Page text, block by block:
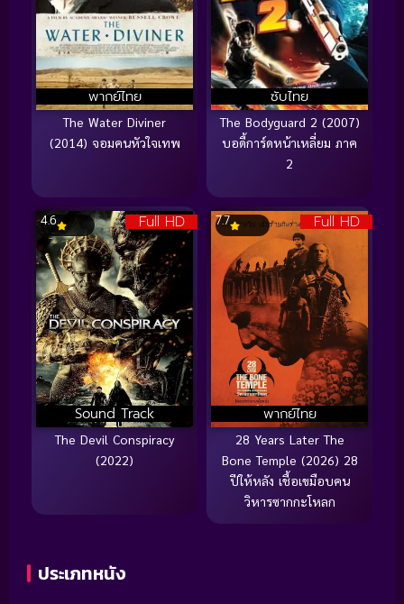
พากย์ไทย
The Water Diviner
(2014) จอมคนหัวใจเทพ
ซับไทย
The Bodyguard 2 (2007)
บอดี้การ์ดหน้าเหลี่ยม ภาค
2
Full HD
Sound Track
4.6
The Devil Conspiracy
(2022)
Full HD
พากย์ไทย
7.7
28 Years Later The
Bone Temple (2026) 28
ปีให้หลัง เชื้อเขมือบคน
วิหารซากกะโหลก
ประเภทหนัง